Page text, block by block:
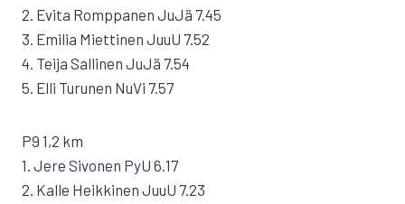
2. Evita Romppanen JuJä 7.45
3. Emilia Miettinen JuuU 7.52
4. Teija Sallinen JuJä 7.54
5. Elli Turunen NuVi 7.57
P9 1,2 km
1. Jere Sivonen PyU 6.17
2. Kalle Heikkinen JuuU 7.23